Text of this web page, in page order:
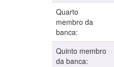
Quarto
membro da
banca:
Quinto membro
da banca: